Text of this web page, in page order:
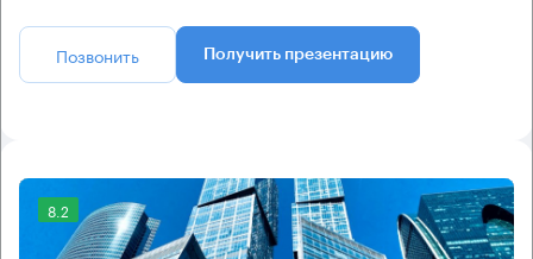
Позвонить Получить презентацию
8.2